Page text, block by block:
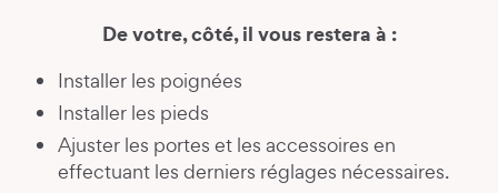
De votre, côté, il vous restera à :
Installer les poignées
Installer les pieds
Ajuster les portes et les accessoires en
effectuant les derniers réglages nécessaires.